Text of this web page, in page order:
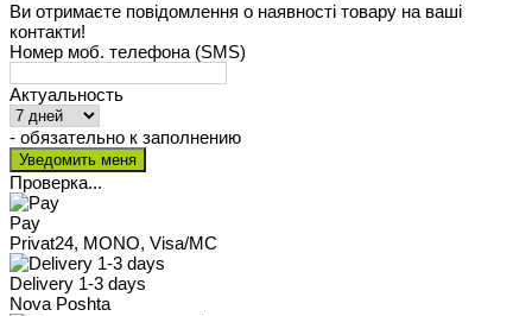
Ви отримаєте повідомлення о наявності товару на ваші
контакти!
Номер моб. телефона (SMS)
Актуальность
- обязательно к заполнению
Проверка...
Pay
Privat24, MONO, Visa/MC
Delivery 1-3 days
Nova Poshta